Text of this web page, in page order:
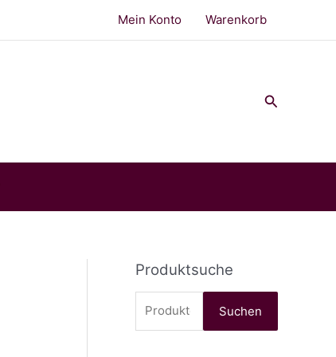
Mein Konto Warenkorb
Suchen
Produktsuche
u
Suchen